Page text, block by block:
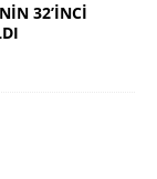
32’İNCİ